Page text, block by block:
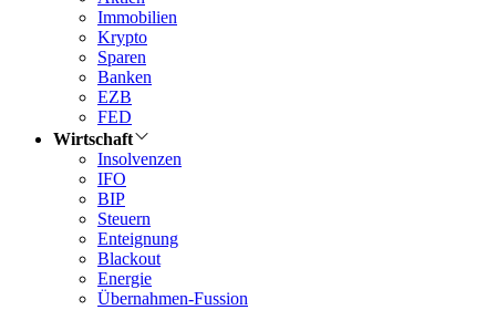
Immobilien
Krypto
Sparen
Banken
EZB
FED
Wirtschaft
Insolvenzen
IFO
BIP
Steuern
Enteignung
Blackout
Energie
Übernahmen-Fussion